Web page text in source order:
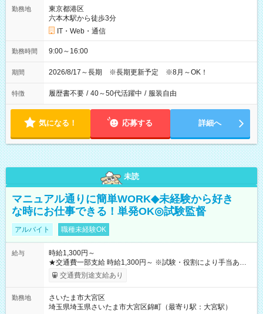
勤務地
東京都港区
六本木駅から徒歩3分
IT・Web・通信
勤務時間 9:00～16:00
期間 2026/8/17～長期 ※長期更新予定 ※8月～OK！
特徴 履歴書不要 / 40～50代活躍中 / 服装自由
気になる！ 応募する 詳細へ
未読
マニュアル通りに簡単WORK◆未経験から好き
な時にお仕事できる！単発OK◎試験監督
アルバイト 職種未経験OK
給与
時給1,300円～
★交通費一部支給 時給1,300円～ ※試験・役割により手当あり
※勤務回数により昇給あり 【即給（前払い）オプションあ
り！】 希望される場合、勤務から1週間ほどで給与の一部を受け
例】 ・河合塾模擬試験 8:30～17:30（休憩1時間） 時給1,300円
×8時間＝日収10,400円＋交通費 ※当日の役割により時給＋100
交通費別途支給あり
勤務地
さいたま市大宮区
埼玉県埼玉県さいたま市大宮区錦町（最寄り駅：大宮駅）